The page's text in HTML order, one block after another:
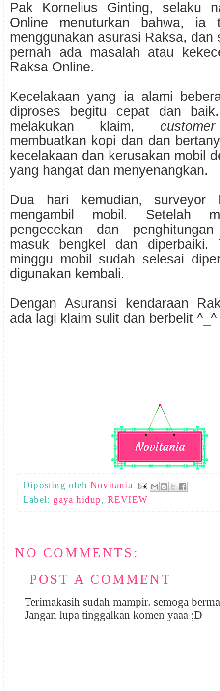
Pak Kornelius Ginting, selaku
Online menuturkan bahwa, ia
menggunakan asurasi Raksa, dan
pernah ada masalah atau
Raksa Online.
Kecelakaan yang ia alami
diproses begitu cepat dan
melakukan klaim,
membuatkan kopi dan dan
kecelakaan dan kerusakan mobil
yang hangat dan menyenangkan.
Dua hari kemudian, surveyor
mengambil mobil. Setelah
pengecekan dan
masuk bengkel dan diperbaiki.
minggu mobil sudah selesai
digunakan kembali.
Dengan Asuransi kendaraan
ada lagi klaim sulit dan berbelit ^_^
Diposting oleh Novitania
Label: gaya hidup, REVIEW
NO COMMENTS:
POST A COMMENT
Terimakasih sudah mampir. semoga
Jangan lupa tinggalkan komen yaaa ;D